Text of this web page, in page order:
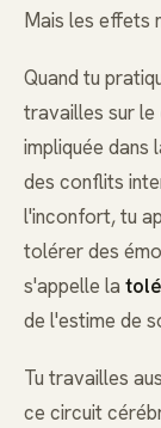
Mais les effets
Quand tu
travailles sur le
impliquée dans
des conflits
l'inconfort, tu
tolérer des
s'appelle la
de l'estime de
Tu travailles
ce circuit